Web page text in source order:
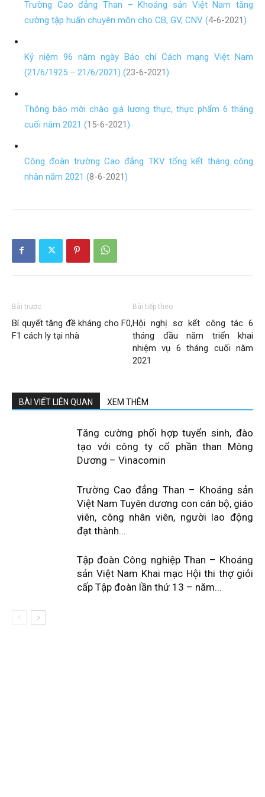
Trường Cao đẳng Than – Khoáng sản Việt Nam tăng
cường tập huấn chuyên môn cho CB, GV, CNV (4-6-2021)
Kỷ niệm 96 năm ngày Báo chí Cách mạng Việt Nam
(21/6/1925 – 21/6/2021) (23-6-2021)
Thông báo mời chào giá lương thực, thực phẩm 6 tháng
cuối năm 2021 (15-6-2021)
Công đoàn trường Cao đẳng TKV tổng kết tháng công
nhân năm 2021 (8-6-2021)
Bài trước
Bí quyết tăng đề kháng cho F0,
F1 cách ly tại nhà
Bài tiếp theo
Hội nghị sơ kết công tác 6
tháng đầu năm triển khai
nhiệm vụ 6 tháng cuối năm
2021
BÀI VIẾT LIÊN QUAN XEM THÊM
Tăng cường phối hợp tuyển sinh, đào
tạo với công ty cổ phần than Mông
Dương – Vinacomin
Trường Cao đẳng Than – Khoáng sản
Việt Nam Tuyên dương con cán bộ, giáo
viên, công nhân viên, người lao động
đạt thành...
Tập đoàn Công nghiệp Than – Khoáng
sản Việt Nam Khai mạc Hội thi thợ giỏi
cấp Tập đoàn lần thứ 13 – năm...